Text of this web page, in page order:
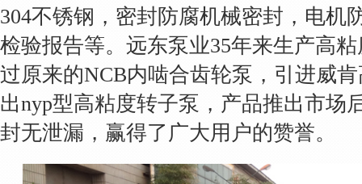
304不锈钢，密封防腐机械密封，电机
检验报告等。远东泵业35年来生产高
过原来的NCB内啮合齿轮泵，引进威
出nyp型高粘度转子泵，产品推出市场
封无泄漏，赢得了广大用户的赞誉。